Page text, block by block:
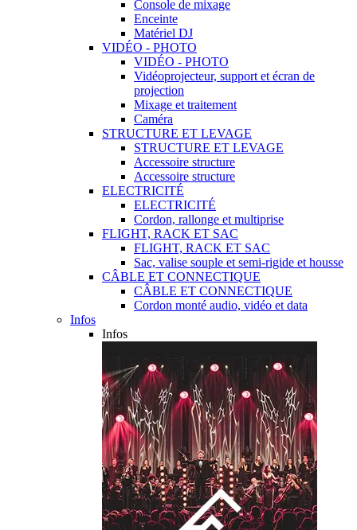
Console de mixage
Enceinte
Matériel DJ
VIDÉO - PHOTO
VIDÉO - PHOTO
Vidéoprojecteur, support et écran de
projection
Mixage et traitement
Caméra
STRUCTURE ET LEVAGE
STRUCTURE ET LEVAGE
Accessoire structure
Accessoire structure
ELECTRICITÉ
ELECTRICITÉ
Cordon, rallonge et multiprise
FLIGHT, RACK ET SAC
FLIGHT, RACK ET SAC
Sac, valise souple et semi-rigide et housse
CÂBLE ET CONNECTIQUE
CÂBLE ET CONNECTIQUE
Cordon monté audio, vidéo et data
Infos
Infos